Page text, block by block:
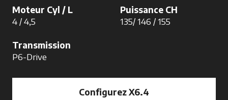
Moteur Cyl / L
4 / 4,5
Puissance CH
135/ 146 / 155
Transmission
P6-Drive
Configurez X6.4